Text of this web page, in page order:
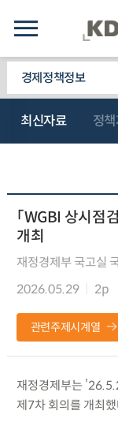
경제정책정보
최신자료 정
「WGBI 상시점
개최
재정경제부 국고실
2026.05.29
2p
관련주제시계열
재정경제부는
제7차 회의를 개최했